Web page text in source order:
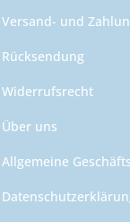
Versand- und
Rücksendung
Widerrufsrecht
Über uns
Allgemeine